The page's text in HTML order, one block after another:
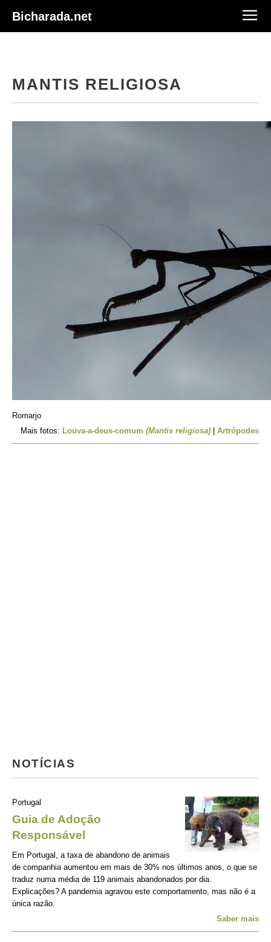
Bicharada.net
MANTIS RELIGIOSA
Romarjo
Mais fotos: Louva-a-deus-comum (Mantis religiosa) Artrópodes
NOTÍCIAS
Portugal
Guia de Adoção
Responsável
Em Portugal, a taxa de abandono de animais
de companhia aumentou em mais de 30% nos últimos anos, o que se
traduz numa média de 119 animais abandonados por dia.
Explicações? A pandemia agravou este comportamento, mas não é a
única razão.
Saber mais